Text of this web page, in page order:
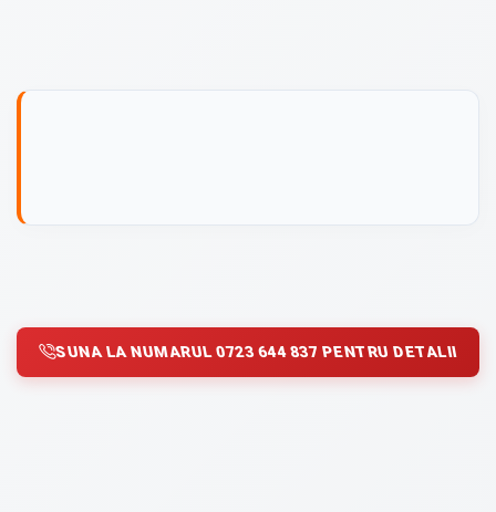
SUNA LA NUMARUL 0723 644 837 PENTRU DETALII